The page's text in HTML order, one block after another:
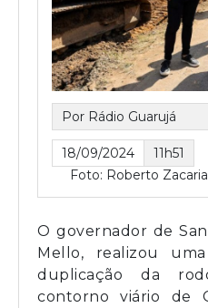
Por Rádio Guarujá
18/09/2024
11h51
Foto: Roberto
O governador de
Mello, realizou
duplicação da
contorno viário de